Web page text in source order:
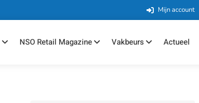
Mijn account
NSO Retail Magazine Vakbeurs Actueel